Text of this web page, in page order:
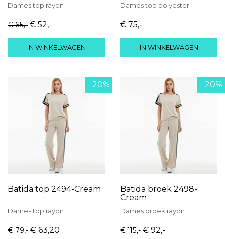
Damestop rayon
€ 65,- € 52,-
IN WINKELWAGEN
Damestop polyester
€ 75,-
IN WINKELWAGEN
- 20%
Batida top 2494-Cream
Damestop rayon
€ 79,- € 63,20
- 20%
Batida broek 2498-
Cream
Dames broek rayon
€ 115,- € 92,-